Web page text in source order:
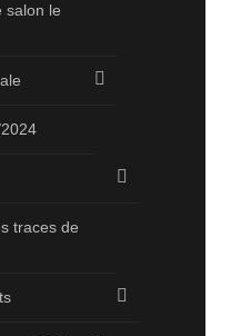
salon le
traces de